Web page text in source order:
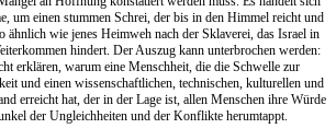
um einen stummen Schrei, der bis in den Himmel reicht und
ähnlich wie jenes Heimweh nach der Sklaverei, das Israel in
hindert. Der Auszug kann unterbrochen werden:
erklären, warum eine Menschheit, die die Schwelle zur
und einen wissenschaftlichen, technischen, kulturellen und
erreicht hat, der in der Lage ist, allen Menschen ihre Würde
der Ungleichheiten und der Konflikte herumtappt.